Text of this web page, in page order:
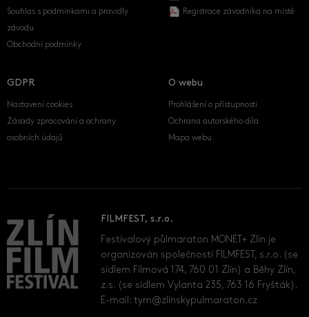
Souhlas s podmínkami a pravidly
závodu
Obchodní podmínky
Registrace závodníka na místě
GDPR
Nastavení cookies
Zásady zpracování a ochrany
osobních údajů
O webu
Prohlášení o přístupnosti
Ochrana autorského díla
Mapa webu
FILMFEST, s.r.o.
Festivalový půlmaraton MONET+ Zlín je
organizován společností FILMFEST, s.r.o. (se
sídlem Filmová 174, 760 01 Zlín) a Běhy Zlín,
z.s. (se sídlem Vylanta 235, 763 16 Fryšták).
E-mail:tym@zlinskypulmaraton.cz